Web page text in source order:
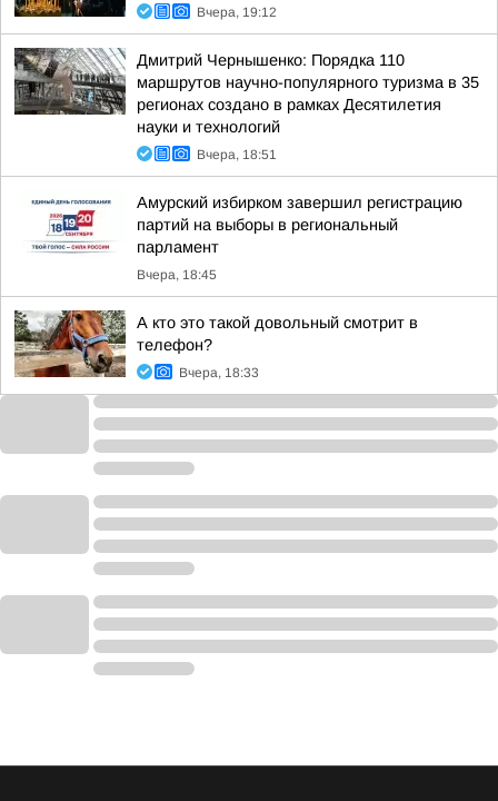
Вчера, 19:12
Дмитрий Чернышенко: Порядка 110
маршрутов научно-популярного туризма в 35
регионах создано в рамках Десятилетия
науки и технологий
Вчера, 18:51
Амурский избирком завершил регистрацию
партий на выборы в региональный
парламент
Вчера, 18:45
А кто это такой довольный смотрит в
телефон?
Вчера, 18:33